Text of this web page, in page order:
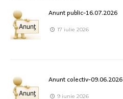
Anunt public-16.07.2026
17 iulie 2026
Anunt colectiv-09.06.2026
9 iunie 2026